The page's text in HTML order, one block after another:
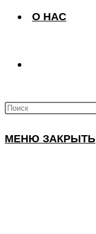
О НАС
ПОИСК
МЕНЮ ЗАКРЫТЬ